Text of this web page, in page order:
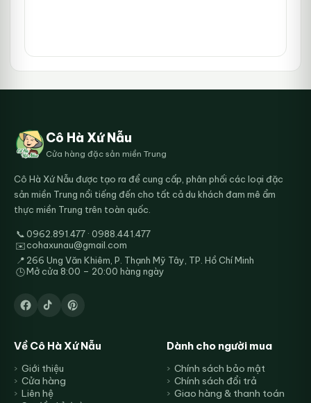
Cô Hà Xứ Nẫu
Cửa hàng đặc sản miền Trung
Cô Hà Xứ Nẫu được tạo ra để cung cấp, phân phối các loại đặc
sản miền Trung nổi tiếng đến cho tất cả du khách đam mê ẩm
thực miền Trung trên toàn quốc.
📞0962.891.477 · 0988.441.477
✉️cohaxunau@gmail.com
📍 266 Ung Văn Khiêm, P. Thạnh Mỹ Tây, TP. Hồ Chí Minh
🕒Mở cửa 8:00 – 20:00 hàng ngày
Về Cô Hà Xứ Nẫu
Giới thiệu
Cửa hàng
Liên hệ
Dành cho người mua
Chính sách bảo mật
Chính sách đổi trả
Giao hàng & thanh toán